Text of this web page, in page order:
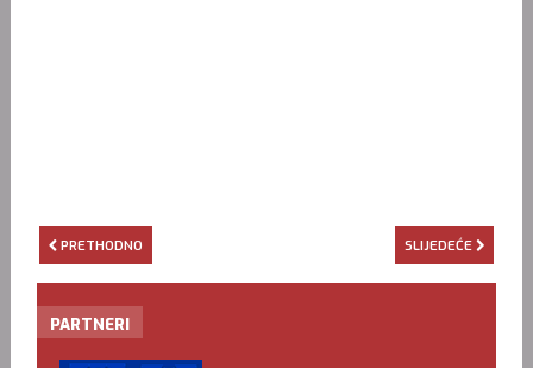
PRETHODNO SLIJEDEĆE
PARTNERI